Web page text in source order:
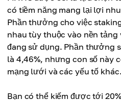
có tiềm năng mang lại lợi
Phần thưởng cho việc
nhau tùy thuộc vào nền
đang sử dụng. Phần thưởng
là 4,46%, nhưng con số này
mạng lưới và các yếu tố khác.
Bạn có thể kiếm được tới